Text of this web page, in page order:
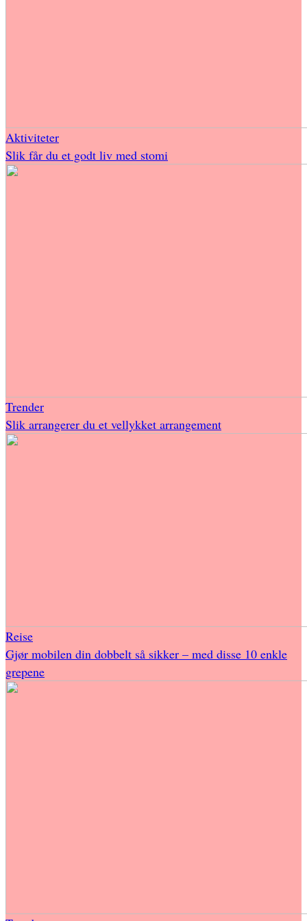
Aktiviteter
Slik får du et godt liv med stomi
Trender
Slik arrangerer du et vellykket arrangement
Reise
Gjør mobilen din dobbelt så sikker – med disse 10 enkle
grepene